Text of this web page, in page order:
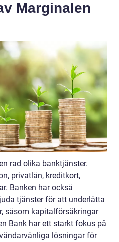
Marginalen
rad olika banktjänster.
privatlån, kreditkort,
Banken har också
tjänster för att underlätta
såsom kapitalförsäkringar
Bank har ett starkt fokus på
lösningar för